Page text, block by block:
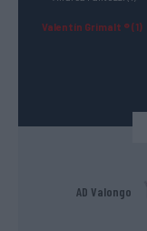
Valentín Grimalt ® (1)
AD Valongo